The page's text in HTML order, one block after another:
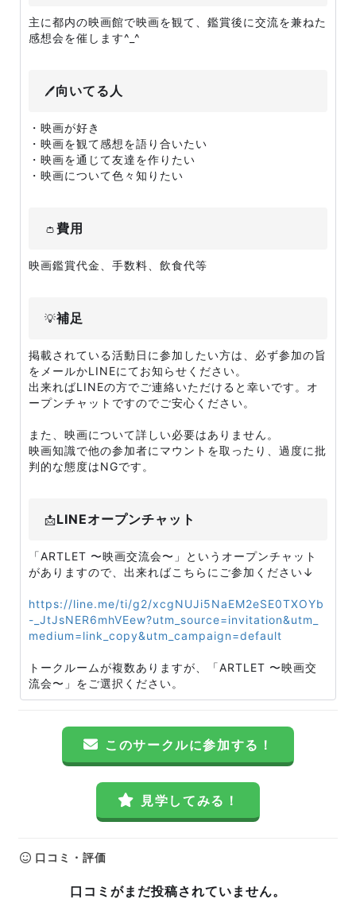
主に都内の映画館で映画を観て、鑑賞後に交流を兼ねた
感想会を催します^_^
🖊向いてる人
・映画が好き
・映画を観て感想を語り合いたい
・映画を通じて友達を作りたい
・映画について色々知りたい
👛費用
映画鑑賞代金、手数料、飲食代等
💡補足
掲載されている活動日に参加したい方は、必ず参加の旨
をメールかLINEにてお知らせください。
出来ればLINEの方でご連絡いただけると幸いです。オ
ープンチャットですのでご安心ください。
また、映画について詳しい必要はありません。
映画知識で他の参加者にマウントを取ったり、過度に批
判的な態度はNGです。
📩LINEオープンチャット
「ARTLET 〜映画交流会〜」というオープンチャット
がありますので、出来ればこちらにご参加ください↓
https://line.me/ti/g2/xcgNUJi5NaEM2eSE0TXOYb
-_JtJsNER6mhVEew?utm_source=invitation&utm_
medium=link_copy&utm_campaign=default
トークルームが複数ありますが、「ARTLET 〜映画交
流会〜」をご選択ください。
このサークルに参加する！
見学してみる！
口コミ・評価
口コミがまだ投稿されていません。